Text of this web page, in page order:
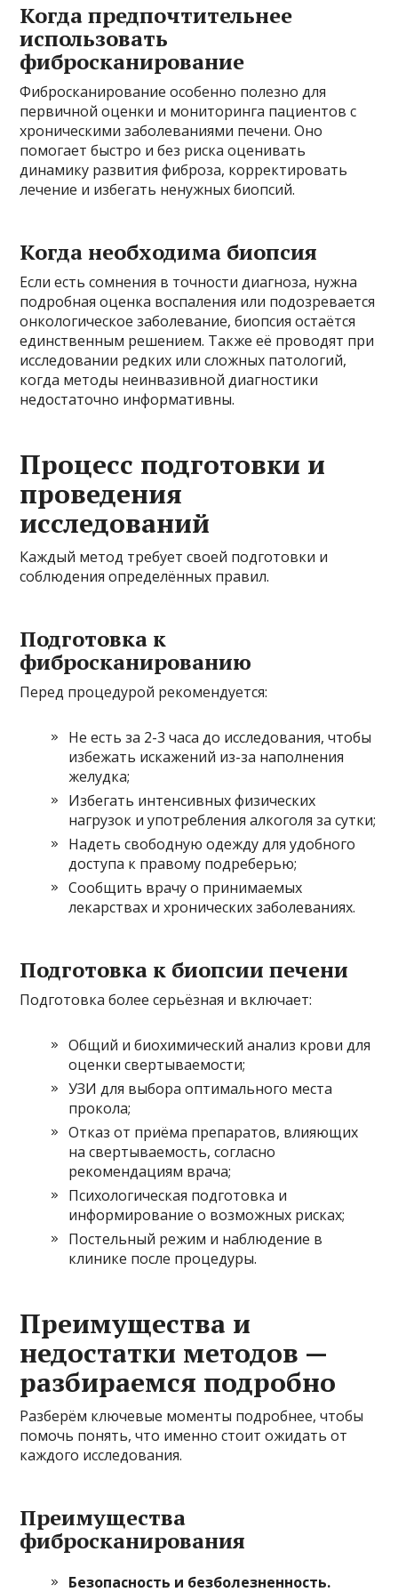
Когда предпочтительнее
использовать
фибросканирование
Фибросканирование особенно полезно для
первичной оценки и мониторинга пациентов с
хроническими заболеваниями печени. Оно
помогает быстро и без риска оценивать
динамику развития фиброза, корректировать
лечение и избегать ненужных биопсий.
Когда необходима биопсия
Если есть сомнения в точности диагноза, нужна
подробная оценка воспаления или подозревается
онкологическое заболевание, биопсия остаётся
единственным решением. Также её проводят при
исследовании редких или сложных патологий,
когда методы неинвазивной диагностики
недостаточно информативны.
Процесс подготовки и
проведения
исследований
Каждый метод требует своей подготовки и
соблюдения определённых правил.
Подготовка к
фибросканированию
Перед процедурой рекомендуется:
Не есть за 2-3 часа до исследования, чтобы
избежать искажений из-за наполнения
желудка;
Избегать интенсивных физических
нагрузок и употребления алкоголя за сутки;
Надеть свободную одежду для удобного
доступа к правому подреберью;
Сообщить врачу о принимаемых
лекарствах и хронических заболеваниях.
Подготовка к биопсии печени
Подготовка более серьёзная и включает:
Общий и биохимический анализ крови для
оценки свертываемости;
УЗИ для выбора оптимального места
прокола;
Отказ от приёма препаратов, влияющих
на свертываемость, согласно
рекомендациям врача;
Психологическая подготовка и
информирование о возможных рисках;
Постельный режим и наблюдение в
клинике после процедуры.
Преимущества и
недостатки методов —
разбираемся подробно
Разберём ключевые моменты подробнее, чтобы
помочь понять, что именно стоит ожидать от
каждого исследования.
Преимущества
фибросканирования
Безопасность и безболезненность.